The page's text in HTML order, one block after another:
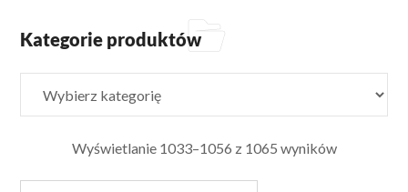
Wyświetlanie 1033–1056 z 1065 wyników
Kategorie produktów